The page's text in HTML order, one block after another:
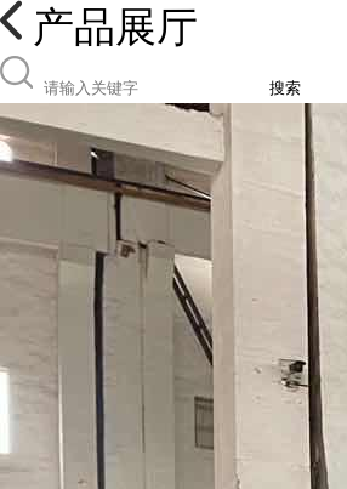
产品展厅
搜索